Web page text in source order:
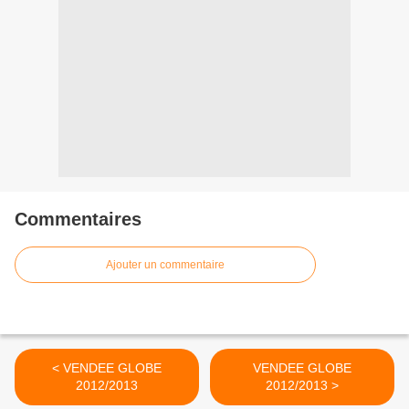
Commentaires
Ajouter un commentaire
< VENDEE GLOBE
2012/2013
VENDEE GLOBE
2012/2013 >